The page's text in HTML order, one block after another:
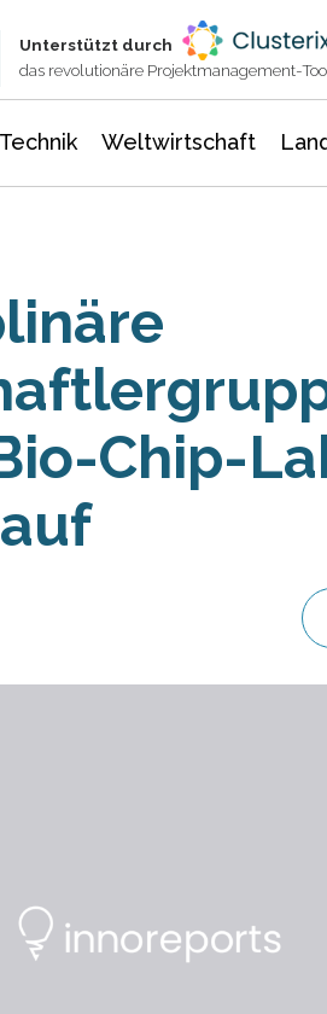
Unterstützt durch
das revolutionäre Projektmanagement-
Technik Weltwirtschaft
Chip-